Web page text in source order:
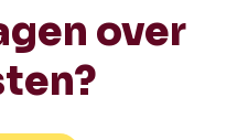
over